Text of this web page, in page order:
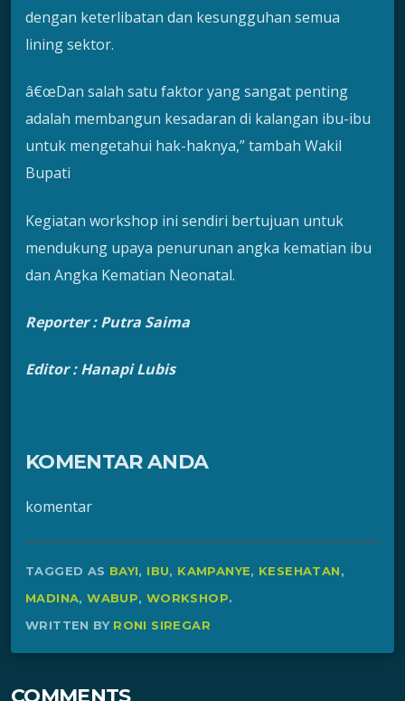
dengan keterlibatan dan kesungguhan semua
lining sektor.
â€œDan salah satu faktor yang sangat penting
adalah membangun kesadaran di kalangan ibu-ibu
untuk mengetahui hak-haknya,” tambah Wakil
Bupati
Kegiatan workshop ini sendiri bertujuan untuk
mendukung upaya penurunan angka kematian ibu
dan Angka Kematian Neonatal.
Reporter : Putra Saima
Editor : Hanapi Lubis
KOMENTAR ANDA
komentar
TAGGED AS BAYI, IBU, KAMPANYE, KESEHATAN,
MADINA,WABUP, WORKSHOP.
WRITTEN BY RONI SIREGAR